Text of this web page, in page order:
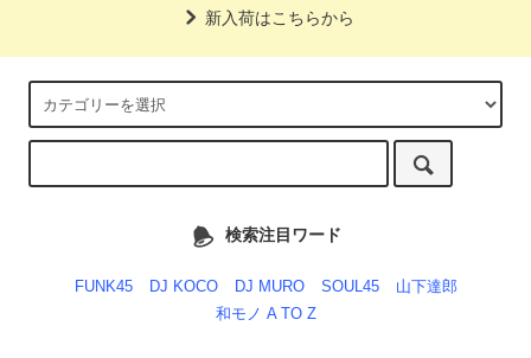
新入荷はこちらから
検索注目ワード
FUNK45 DJ KOCO DJ MURO SOUL45
山下達郎
和モノ A TO Z